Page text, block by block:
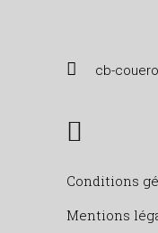
cb-
Conditions
Mentions